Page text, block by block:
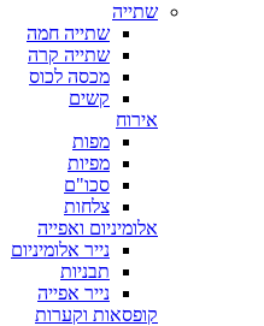
שתייה
שתייה חמה
שתייה קרה
מכסה לכוס
קשים
אירוח
מפות
מפיות
סכו"ם
צלחות
אלומיניום ואפייה
נייר אלומיניום
תבניות
נייר אפייה
קופסאות וקערות